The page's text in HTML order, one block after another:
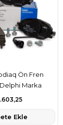
Ön Fren
Marka
Ekle